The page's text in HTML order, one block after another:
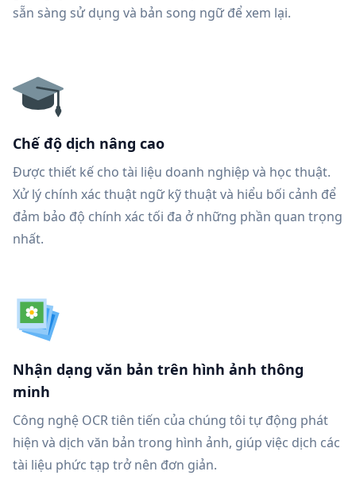
sẵn sàng sử dụng và bản song ngữ để xem lại.
Chế độ dịch nâng cao
Được thiết kế cho tài liệu doanh nghiệp và học thuật.
Xử lý chính xác thuật ngữ kỹ thuật và hiểu bối cảnh để
đảm bảo độ chính xác tối đa ở những phần quan trọng
nhất.
Nhận dạng văn bản trên hình ảnh thông
minh
Công nghệ OCR tiên tiến của chúng tôi tự động phát
hiện và dịch văn bản trong hình ảnh, giúp việc dịch các
tài liệu phức tạp trở nên đơn giản.